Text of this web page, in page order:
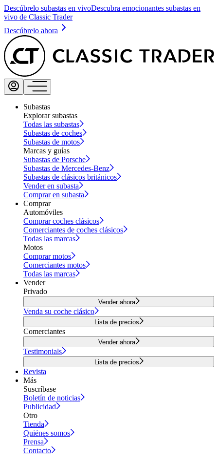
Descúbrelo subastas en vivoDescubra emocionantes subastas en
vivo de Classic Trader
Descúbrelo ahora
Subastas
Explorar subastas
Todas las subastas
Subastas de coches
Subastas de motos
Marcas y guías
Subastas de Porsche
Subastas de Mercedes-Benz
Subastas de clásicos británicos
Vender en subasta
Comprar en subasta
Comprar
Automóviles
Comprar coches clásicos
Comerciantes de coches clásicos
Todas las marcas
Motos
Comprar motos
Comerciantes motos
Todas las marcas
Vender
Privado
Vender ahora
Venda su coche clásico
Lista de precios
Comerciantes
Vender ahora
Testimonials
Lista de precios
Revista
Más
Suscríbase
Boletín de noticias
Publicidad
Otro
Tienda
Quiénes somos
Prensa
Contacto